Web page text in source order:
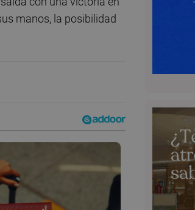
manos, la posibilidad